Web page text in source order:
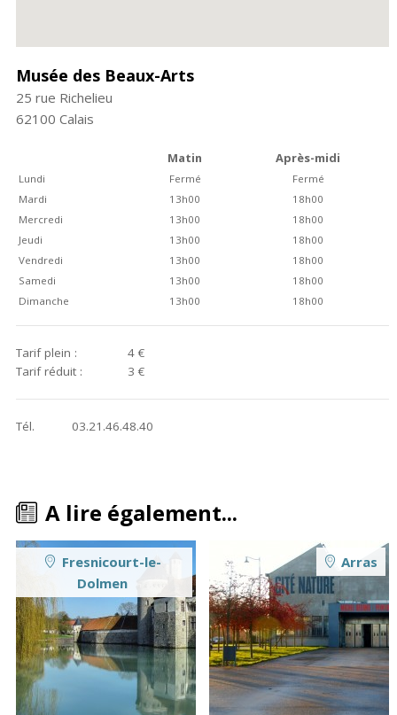
Musée des Beaux-Arts
25 rue Richelieu
62100 Calais
Matin Après-midi
Lundi Fermé
Fermé
Mardi
13h00
18h00
Mercredi
13h00
18h00
Jeudi
13h00
18h00
Vendredi
13h00
18h00
Samedi
13h00
18h00
Dimanche
13h00 18h00
Tarif plein :
4 €
Tarif réduit :
3 €
Tél. 03.21.46.48.40
A lire également...
Fresnicourt-le-
Dolmen
Arras